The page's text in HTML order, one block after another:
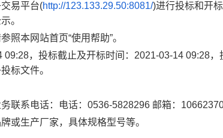
易平台(http://123.133.29.50:8081/)进行投标和开
。
照本网站首页“使用帮助”。
09:28，投标截止及开标时间：2021-03-14 09:28
标文件。
联系电话：电话：0536-5828296 邮箱：
或生产厂家，具体规格型号等。